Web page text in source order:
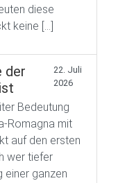
diese
keine […]
der
22. Juli
2026
Bedeutung
Romagna mit
auf den ersten
wer tiefer
einer ganzen